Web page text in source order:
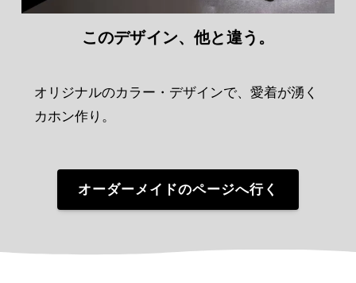
このデザイン、他と違う。
オリジナルのカラー・デザインで、 愛着が湧く
カホン作り。
オーダーメイドのページへ行く